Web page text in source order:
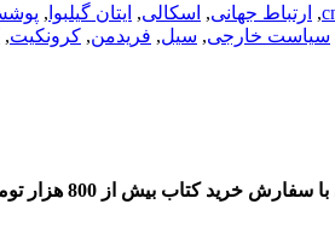
, ارتباط جهانی, اسکالی, ایتان گیلبوا ,
سیاست خارجی, سیل, فریدمن, کرونکیت,
خرید کتاب بیش از 800 هزار تومان